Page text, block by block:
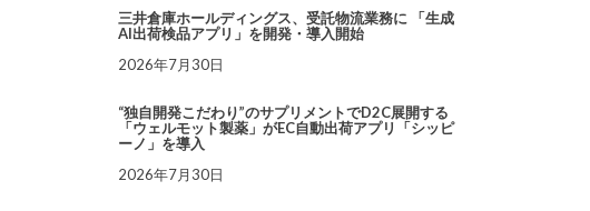
三井倉庫ホールディングス、受託物流業務に 「生成
AI出荷検品アプリ」を開発・導入開始
2026年7月30日
“独自開発こだわり”のサプリメントでD2C展開する
「ウェルモット製薬」がEC自動出荷アプリ「シッピ
ーノ」を導入
2026年7月30日